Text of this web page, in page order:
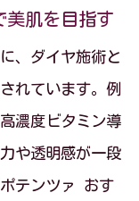
美肌を目指す
、ダイヤ施術と
れています。例
濃度ビタミン導
や透明感が一段
テンツァ おす